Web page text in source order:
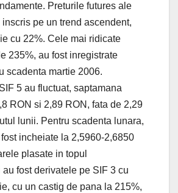
Preturile futures ale
pe un trend ascendent,
cu 22%. Cele mai ridicate
235%, au fost inregistrate
scadenta martie 2006.
5 au fluctuat, saptamana
RON si 2,89 RON, fata de 2,29
lunii. Pentru scadenta lunara,
incheiate la 2,5960-2,6850
plasate in topul
fost derivatele pe SIF 3 cu
cu un castig de pana la 215%,